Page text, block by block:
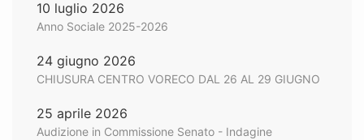
10 luglio 2026
Anno Sociale 2025-2026
24 giugno 2026
CHIUSURA CENTRO VORECO DAL 26 AL 29 GIUGNO
25 aprile 2026
Audizione in Commissione Senato - Indagine